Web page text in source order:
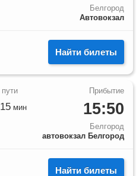
Белгород
Автовокзал
Найти билеты
15:50
Белгород
автовокзал Белгород
15 мин
Найти билеты